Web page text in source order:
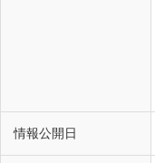
情報公開日